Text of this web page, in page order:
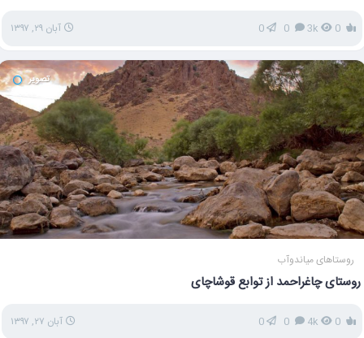
3k
0 آبان ۲۹, ۱۳۹۷
تصویر
روستاهای میاندوآب
روستای چاغراحمد از توابع قوشاچای
4k
0 آبان ۲۷, ۱۳۹۷